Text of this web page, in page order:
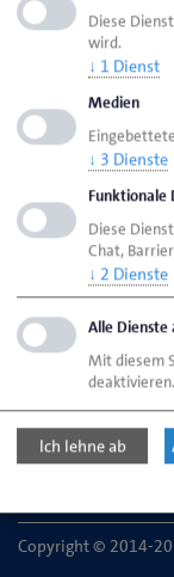
Seiteaktualisiert am
Handwerkskammer
26122 Oldenburg
Telefon: 0441 232-0
E-Mail:info@hwk-
Copyright © 2014-
Diese
wird.
↓ 1 Dienst
Medien
↓ 3 Dienste
Funktionale
Diese
Chat,
↓ 2 Dienste
Alle
Mit diesem
deaktivieren.
Ich lehne ab